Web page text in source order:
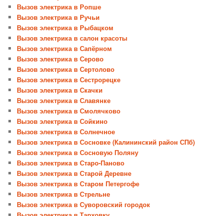
Вызов электрика в Ропше
Вызов электрика в Ручьи
Вызов электрика в Рыбацком
Вызов электрика в салон красоты
Вызов электрика в Сапёрном
Вызов электрика в Серово
Вызов электрика в Сертолово
Вызов электрика в Сестрорецке
Вызов электрика в Скачки
Вызов электрика в Славянке
Вызов электрика в Смолячково
Вызов электрика в Сойкино
Вызов электрика в Солнечное
Вызов электрика в Сосновке (Калининский район СПб)
Вызов электрика в Сосновую Поляну
Вызов электрика в Старо-Паново
Вызов электрика в Старой Деревне
Вызов электрика в Старом Петергофе
Вызов электрика в Стрельне
Вызов электрика в Суворовский городок